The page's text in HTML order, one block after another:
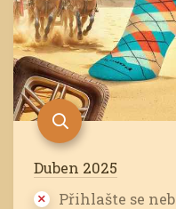
Duben 2025
Přihlašte se